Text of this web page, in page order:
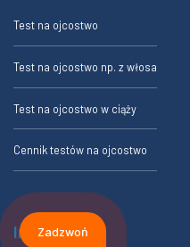
Test na ojcostwo
Test na ojcostwo np. z włosa
Test na ojcostwo w ciąży
Cennik testów na ojcostwo
Informacje
Zadzwoń